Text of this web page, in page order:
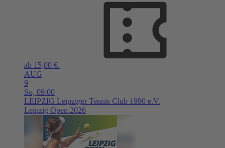
ab 15,00 €
AUG
9
So, 09:00
LEIPZIG Leipziger Tennis Club 1990 e.V.
Leipzig Open 2026